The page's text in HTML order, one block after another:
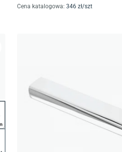
Cena katalogowa: 346 zł/szt